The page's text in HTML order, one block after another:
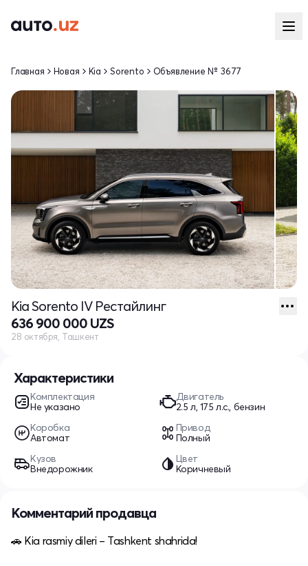
Характеристики
Комплектация
Не указано
Двигатель
2.5 л, 175 л.с., бензин
Коробка
Автомат
Привод
Полный
Кузов
Внедорожник
Цвет
Коричневый
Главная Новая Kia Sorento Объявление № 3677
Kia Sorento IV Рестайлинг
636 900 000 UZS
28 октября, Ташкент
Комментарий продавца
🚗 Kia rasmiy dileri – Tashkent shahrida!